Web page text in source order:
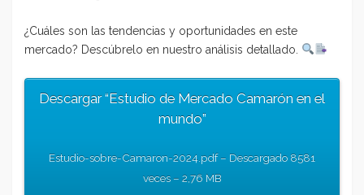
¿Cuáles son las tendencias y oportunidades en este
mercado? Descúbrelo en nuestro análisis detallado.
Descargar “Estudio de Mercado Camarón en el
mundo”
Estudio-sobre-Camaron-2024.pdf – Descargado 8581
veces – 2,76 MB